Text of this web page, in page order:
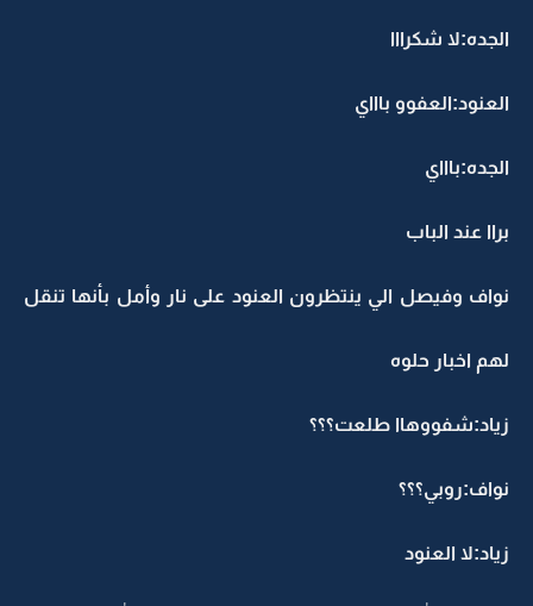
الجده:لا شكرااا
العنود:العفوو باااي
الجده:باااي
براا عند الباب
نواف وفيصل الي ينتظرون العنود على نار وأمل بأنها تنقل
لهم اخبار حلوه
زياد:شفووهاا طلعت؟؟؟
نواف:روبي؟؟؟
زياد:لا العنود